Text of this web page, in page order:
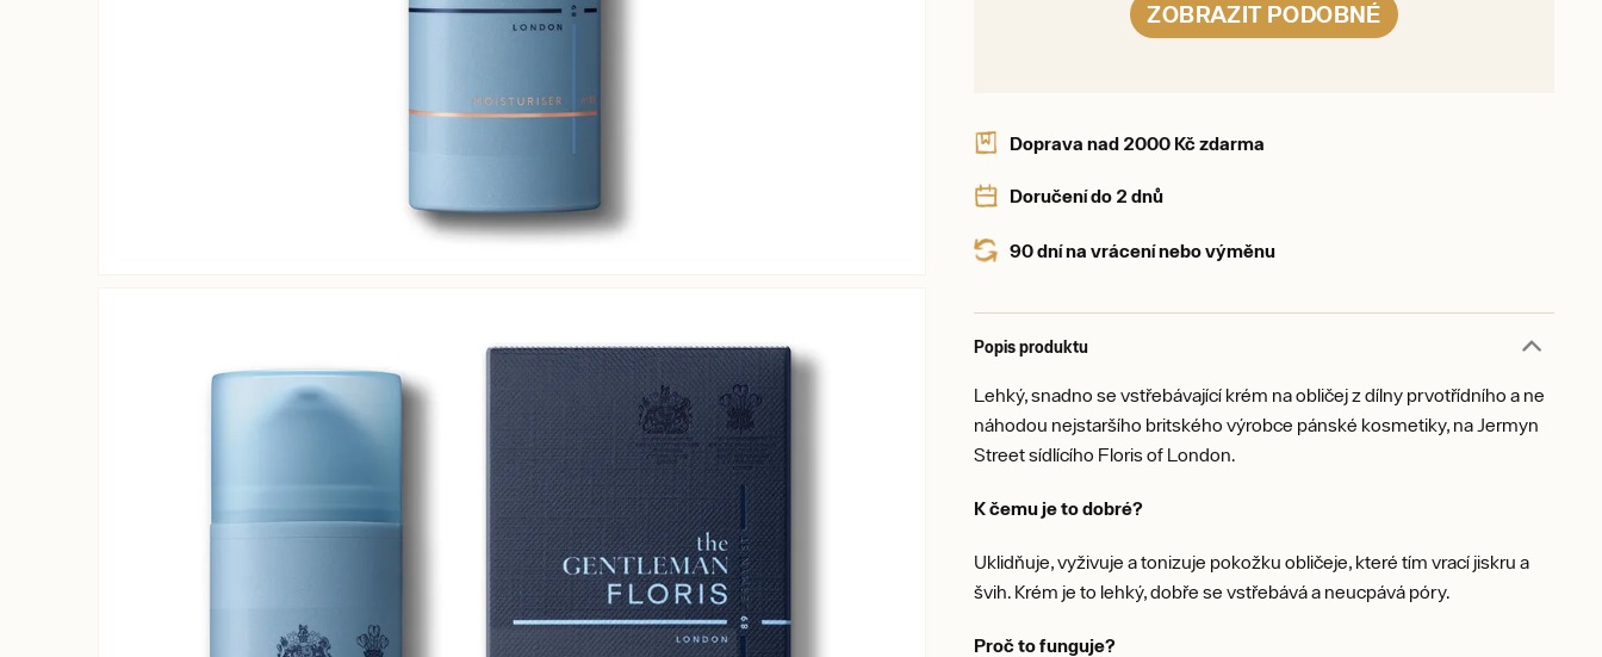
ZOBRAZIT PODOBNÉ
Doprava nad 2000 Kč zdarma
Doručení do 2 dnů
90 dní na vrácení nebo výměnu
Popis produktu
Lehký, snadno se vstřebávající krém na obličej z dílny prvotřídního a ne
náhodou nejstaršího britského výrobce pánské kosmetiky, na Jermyn
Street sídlícího Floris of London.
K čemu je to dobré?
Uklidňuje, vyživuje a tonizuje pokožku obličeje, které tím vrací jiskru a
švih. Krém je to lehký, dobře se vstřebává a neucpává póry.
Proč to funguje?